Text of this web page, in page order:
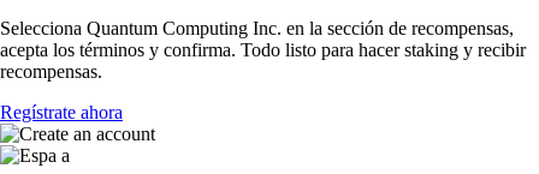
Selecciona Quantum Computing Inc. en la sección de recompensas,
acepta los términos y confirma. Todo listo para hacer staking y recibir
recompensas.
Regístrate ahora